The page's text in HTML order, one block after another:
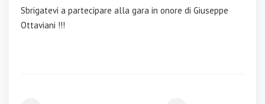
Sbrigatevi a partecipare alla gara in onore di Giuseppe
Ottaviani !!!